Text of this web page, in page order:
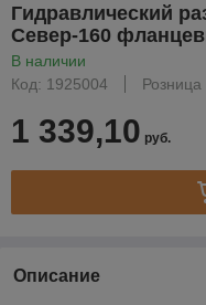
Гидравлический
Север-160
В наличии
Код: 1925004
Розница
1 339,10 руб.
Описание